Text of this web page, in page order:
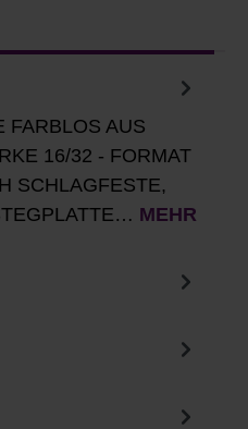
FARBLOS AUS
16/32 - FORMAT
SCHLAGFESTE,
MEHR